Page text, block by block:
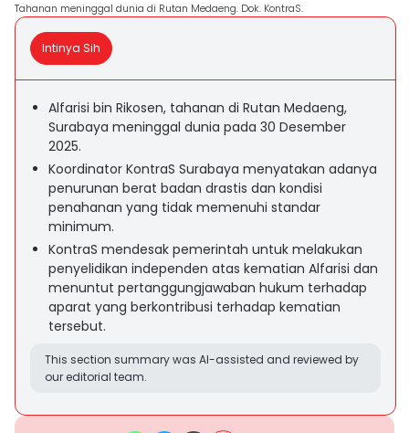
Tahanan meninggal dunia di Rutan Medaeng. Dok. KontraS.
Intinya Sih
Alfarisi bin Rikosen, tahanan di Rutan Medaeng,
Surabaya meninggal dunia pada 30 Desember
2025.
Koordinator KontraS Surabaya menyatakan adanya
penurunan berat badan drastis dan kondisi
penahanan yang tidak memenuhi standar
minimum.
KontraS mendesak pemerintah untuk melakukan
penyelidikan independen atas kematian Alfarisi dan
menuntut pertanggungjawaban hukum terhadap
aparat yang berkontribusi terhadap kematian
tersebut.
This section summary was AI-assisted and reviewed by
our editorial team.